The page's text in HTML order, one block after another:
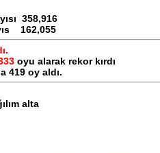
358,916
162,055
oyu alarak rekor kırdı
419 oy aldı.
alta